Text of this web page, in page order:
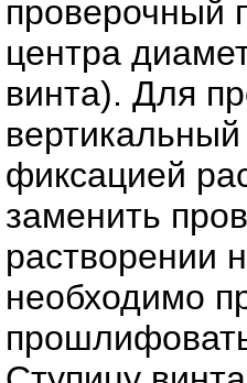
проверочный
центра
винта). Для
фиксацией
заменить
растворении
необходимо